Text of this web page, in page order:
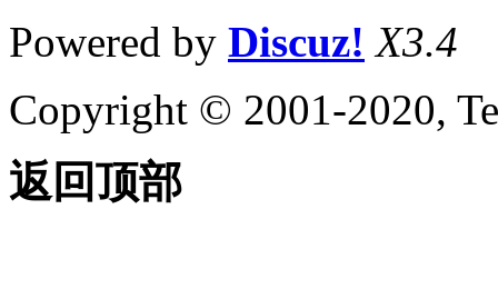
Powered by Discuz! X3.4
Copyright © 2001-2020,
返回顶部